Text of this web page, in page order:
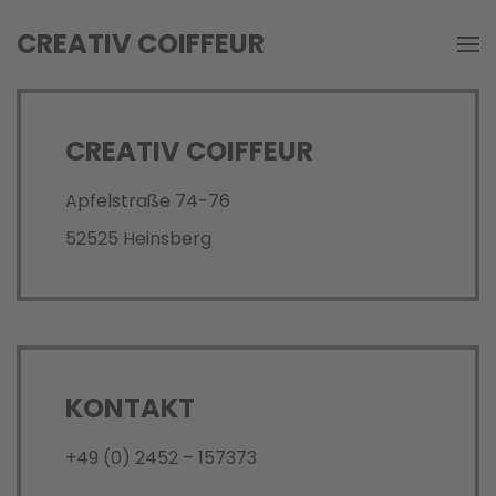
to
content
CREATIV COIFFEUR
CREATIV COIFFEUR
Apfelstraße 74-76
52525 Heinsberg
KONTAKT
+49 (0) 2452 – 157373